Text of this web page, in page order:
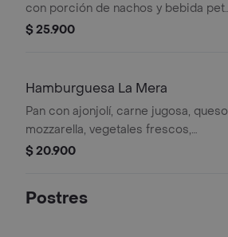
con porción de nachos y bebida pet
400 ml.
$ 25.900
Hamburguesa La Mera
Pan con ajonjolí, carne jugosa, queso
mozzarella, vegetales frescos,
mayonesa y salsa de tomate.
$ 20.900
Postres